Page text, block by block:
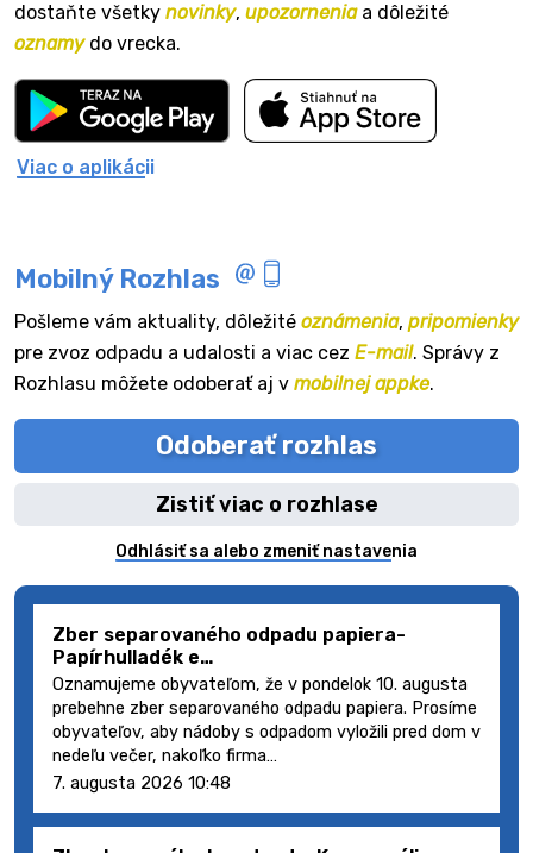
dostaňte všetky novinky, upozorneniaa dôležité
oznamydo vrecka.
Viac o aplikácii
Mobilný Rozhlas
Pošleme vám aktuality, dôležité oznámenia, pripomienky
pre zvoz odpadu a udalosti a viac cez E-mail. Správy z
Rozhlasu môžete odoberať aj v mobilnej appke.
Odoberať rozhlas
Zistiť viac o rozhlase
Odhlásiť sa alebo zmeniť nastavenia
Zber separovaného odpadu papiera-
Papírhulladék e…
Oznamujeme obyvateľom, že v pondelok 10. augusta
prebehne zber separovaného odpadu papiera. Prosíme
obyvateľov, aby nádoby s odpadom vyložili pred dom v
nedeľu večer, nakoľko firma…
7. augusta 2026 10:48